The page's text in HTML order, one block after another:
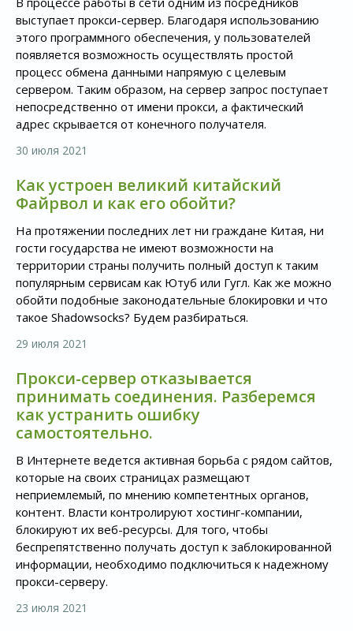
выступает прокси-сервер. Благодаря использованию
этого программного обеспечения, у пользователей
появляется возможность осуществлять простой
процесс обмена данными напрямую с целевым
сервером. Таким образом, на сервер запрос поступает
непосредственно от имени прокси, а фактический
адрес скрывается от конечного получателя.
30 июля 2021
Как устроен великий китайский
Файрвол и как его обойти?
На протяжении последних лет ни граждане Китая, ни
гости государства не имеют возможности на
территории страны получить полный доступ к таким
популярным сервисам как Ютуб или Гугл. Как же можно
обойти подобные законодательные блокировки и что
такое Shadowsocks? Будем разбираться.
29 июля 2021
Прокси-сервер отказывается
принимать соединения. Разберемся
как устранить ошибку
самостоятельно.
В Интернете ведется активная борьба с рядом сайтов,
которые на своих страницах размещают
неприемлемый, по мнению компетентных органов,
контент. Власти контролируют хостинг-компании,
блокируют их веб-ресурсы. Для того, чтобы
беспрепятственно получать доступ к заблокированной
информации, необходимо подключиться к надежному
прокси-серверу.
23 июля 2021